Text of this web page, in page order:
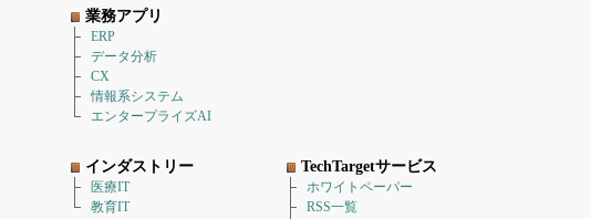
業務アプリ
ERP
データ分析
CX
情報系システム
エンタープライズAI
インダストリー
医療IT
教育IT
TechTargetサービス
ホワイトペーパー
RSS一覧